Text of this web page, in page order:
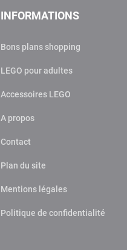
INFORMATIONS
Bons plans shopping
LEGO pour adultes
Accessoires LEGO
A propos
Contact
Plan du site
Mentions légales
Politique de confidentialité